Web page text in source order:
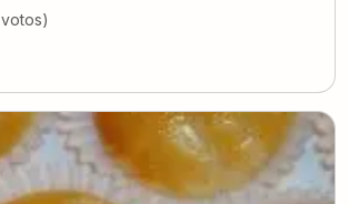
votos)